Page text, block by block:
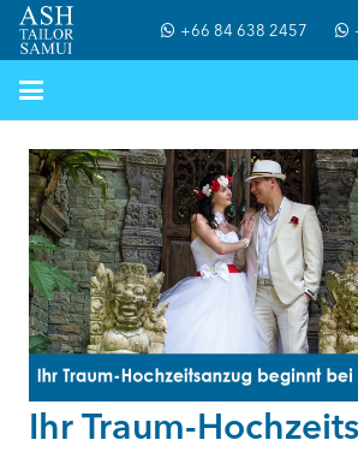
+66 84 638 2457
Ihr Traum-